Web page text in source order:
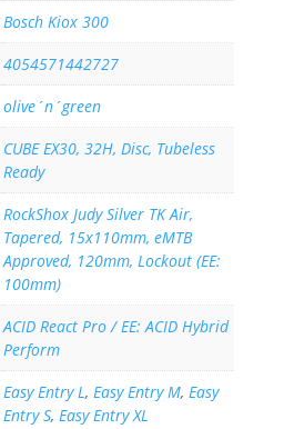
Bosch Kiox 300
4054571442727
olive´n´green
CUBE EX30, 32H, Disc, Tubeless
Ready
RockShox Judy Silver TK Air,
Tapered, 15x110mm, eMTB
Approved, 120mm, Lockout (EE:
100mm)
ACID React Pro / EE: ACID Hybrid
Perform
Easy Entry L, Easy Entry M, Easy
Entry S, Easy Entry XL